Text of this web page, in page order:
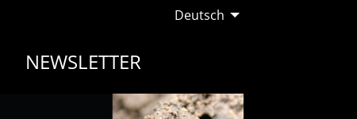
Deutsch
NEWSLETTER